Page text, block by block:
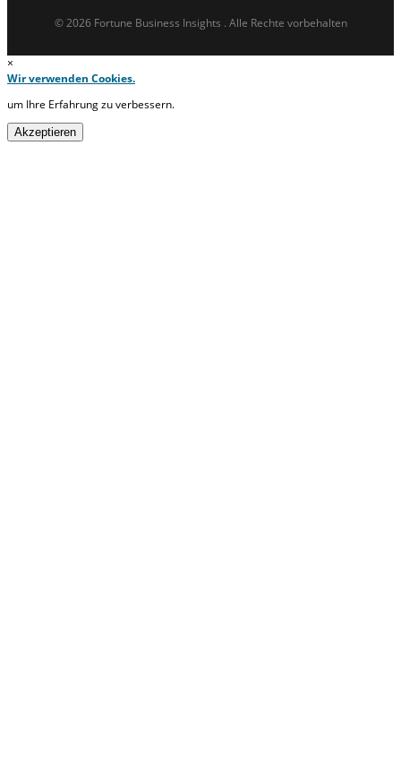
© 2026 Fortune Business Insights . Alle Rechte vorbehalten
×
Wir verwenden Cookies.
um Ihre Erfahrung zu verbessern.
Akzeptieren